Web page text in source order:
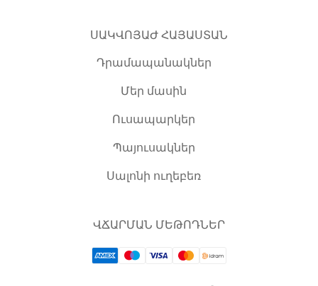
ՍԱԿՎՈՅԱԺ ՀԱՅԱՍՏԱՆ
Դրամապանակներ
Մեր մասին
Ուսապարկեր
Պայուսակներ
Սալոնի ուղեբեռ
ՎՃԱՐՄԱՆ ՄԵԹՈԴՆԵՐ